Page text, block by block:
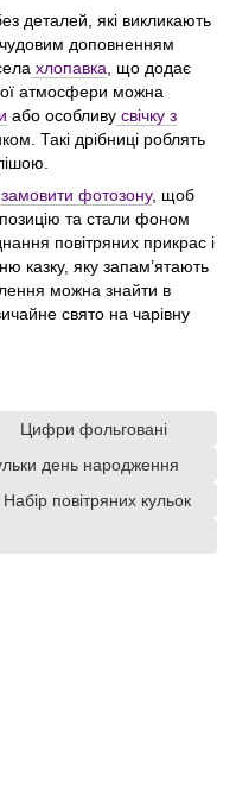
деталей, які викликають
доповненням
хлопавка , що додає
атмосфери можна
або особливу свічку з
Такі дрібниці роблять
замовити фотозону, щоб
та стали фоном
повітряних прикрас і
казку, яку запам’ятають
можна знайти в
свято на чарівну
Цифри фольговані
день народження
Набір повітряних кульок